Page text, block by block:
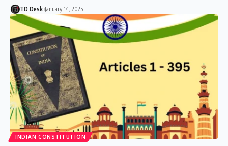
TD Desk January 14, 2025
INDIAN CONSTITUTION